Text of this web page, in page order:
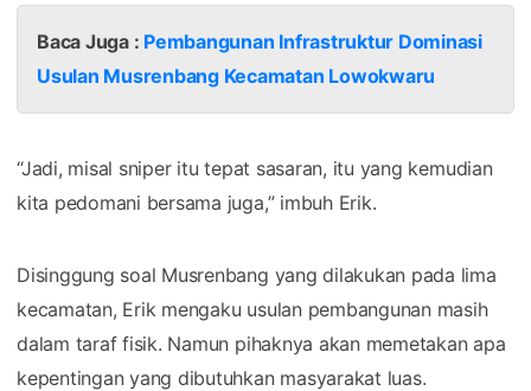
Baca Juga : Pembangunan Infrastruktur Dominasi
Usulan Musrenbang Kecamatan Lowokwaru
“Jadi, misal sniper itu tepat sasaran, itu yang kemudian
kita pedomani bersama juga,” imbuh Erik.
Disinggung soal Musrenbang yang dilakukan pada lima
kecamatan, Erik mengaku usulan pembangunan masih
dalam taraf fisik. Namun pihaknya akan memetakan apa
kepentingan yang dibutuhkan masyarakat luas.